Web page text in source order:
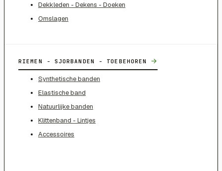
Dekkleden - Dekens - Doeken
Omslagen
RIEMEN - SJORBANDEN - TOEBEHOREN →
Synthetische banden
Elastische band
Natuurlijke banden
Klittenband - Lintjes
Accessoires